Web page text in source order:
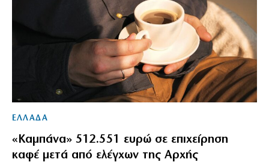
ΕΛΛΑΔΑ
«Καμπάνα» 512.551 ευρώ σε επιχείρηση
καφέ μετά από ελέγχων της Αρχής